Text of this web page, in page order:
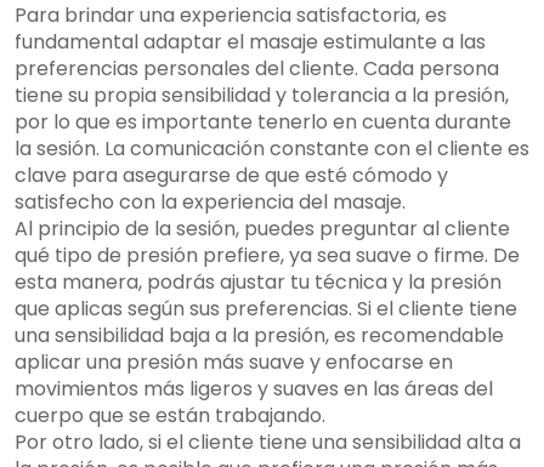
Para brindar una experiencia satisfactoria, es
fundamental adaptar el masaje estimulante a las
preferencias personales del cliente. Cada persona
tiene su propia sensibilidad y tolerancia a la presión,
por lo que es importante tenerlo en cuenta durante
la sesión. La comunicación constante con el cliente es
clave para asegurarse de que esté cómodo y
satisfecho con la experiencia del masaje.
Al principio de la sesión, puedes preguntar al cliente
qué tipo de presión prefiere, ya sea suave o firme. De
esta manera, podrás ajustar tu técnica y la presión
que aplicas según sus preferencias. Si el cliente tiene
una sensibilidad baja a la presión, es recomendable
aplicar una presión más suave y enfocarse en
movimientos más ligeros y suaves en las áreas del
cuerpo que se están trabajando.
Por otro lado, si el cliente tiene una sensibilidad alta a